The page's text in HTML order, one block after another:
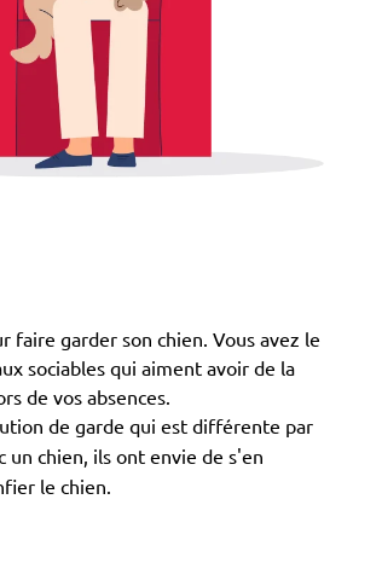
faire garder son chien. Vous avez le
sociables qui aiment avoir de la
de vos absences.
de garde qui est différente par
chien, ils ont envie de s'en
le chien.